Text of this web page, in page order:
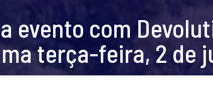
evento com
terça-feira, 2 de